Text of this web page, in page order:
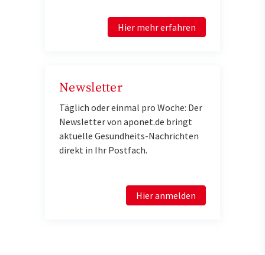
Hier mehr erfahren
Newsletter
Täglich oder einmal pro Woche: Der
Newsletter von aponet.de bringt
aktuelle Gesundheits-Nachrichten
direkt in Ihr Postfach.
Hier anmelden